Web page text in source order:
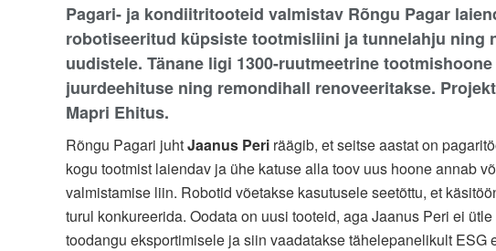
Pagari- ja kondiitritooteid valmistav Rõngu Pagar
robotiseeritud küpsiste tootmisliini ja tunnelahju ning
uudistele. Tänane ligi 1300-ruutmeetrine
juurdeehituse ning remondihall renoveeritakse.
Mapri Ehitus.
Rõngu Pagari juhtJaanus Peri räägib, et seitse aastat on
kogu tootmist laiendav ja ühe katuse alla toov uus hoone annab
valmistamise liin. Robotid võetakse kasutusele seetõttu, et
turul konkureerida. Oodata on uusi tooteid, aga Jaanus Peri ei
toodangu eksportimisele ja siin vaadatakse tähelepanelikult